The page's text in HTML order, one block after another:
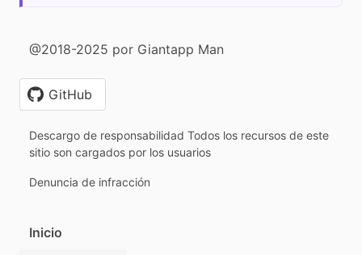
@2018-2025 por Giantapp Man
GitHub
Descargo de responsabilidad Todos los recursos de este
sitio son cargados por los usuarios
Denuncia de infracción
Inicio